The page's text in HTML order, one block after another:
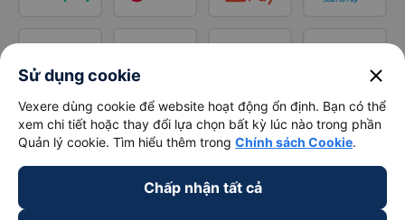
Sử dụng cookie close
Vexere dùng cookie để website hoạt động ổn định. Bạn có thể
xem chi tiết hoặc thay đổi lựa chọn bất kỳ lúc nào trong phần
Quản lý cookie. Tìm hiểu thêm trong Chính sách Cookie.
Chấp nhận tất cả